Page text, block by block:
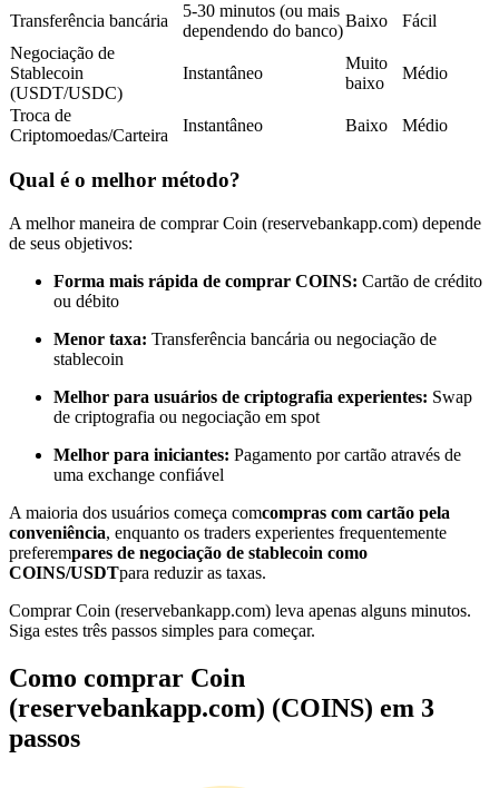
Torne-se um Trader de Cópias
Desfrute da partilha de lucros e comissões de copy trading
Informação
Guia para iniciantes em futuros
Transferência bancária
5-30 minutos (ou mais
dependendo do banco)
Baixo
Fácil
Negociação de
Stablecoin
(USDT/USDC)
Instantâneo
Muito
baixo
Médio
Troca de
Criptomoedas/Carteira
Instantâneo Baixo Médio
Qual é o melhor método?
A melhor maneira de comprar Coin (reservebankapp.com) depende
de seus objetivos:
Forma mais rápida de comprar COINS: Cartão de crédito
ou débito
Menor taxa: Transferência bancária ou negociação de
stablecoin
Melhor para usuários de criptografia experientes: Swap
de criptografia ou negociação em spot
Melhor para iniciantes: Pagamento por cartão através de
uma exchange confiável
A maioria dos usuários começa comcompras com cartão pela
conveniência, enquanto os traders experientes frequentemente
preferempares de negociação de stablecoin como
COINS/USDTpara reduzir as taxas.
Comprar Coin (reservebankapp.com) leva apenas alguns minutos.
Siga estes três passos simples para começar.
Como comprar Coin
(reservebankapp.com) (COINS) em 3
passos